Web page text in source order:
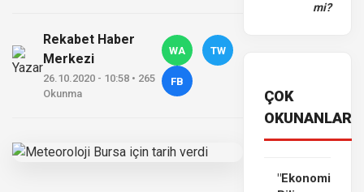
Rekabet Haber
Merkezi
26.10.2020 - 10:58 • 265
Okunma
WA TW
FB
mi?
ÇOK
OKUNANLAR
"Ekonomi